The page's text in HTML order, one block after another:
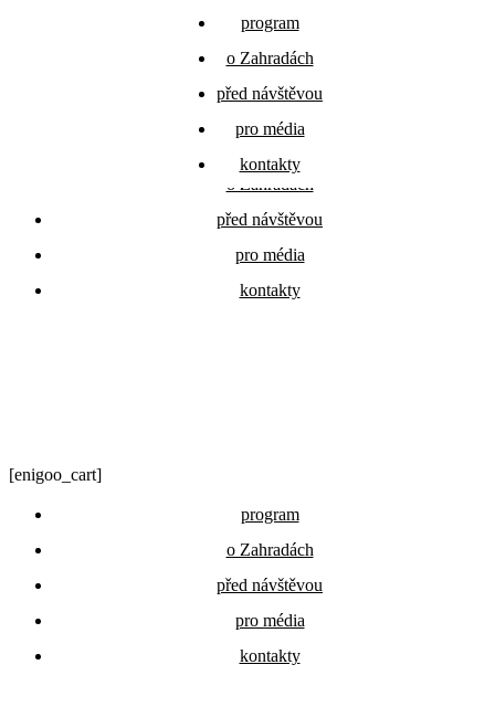
o Zahradách
před návštěvou
pro média
kontakty
program
o Zahradách
před návštěvou
pro média
kontakty
[enigoo_cart]
program
o Zahradách
před návštěvou
pro média
kontakty
program
o Zahradách
před návštěvou
pro média
kontakty